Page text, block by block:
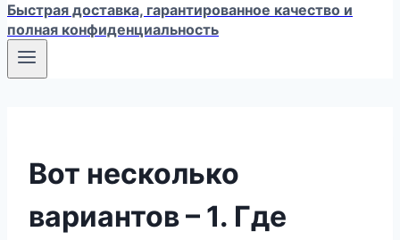
Быстрая доставка, гарантированное качество и
полная конфиденциальность
Вот несколько
вариантов – 1. Где